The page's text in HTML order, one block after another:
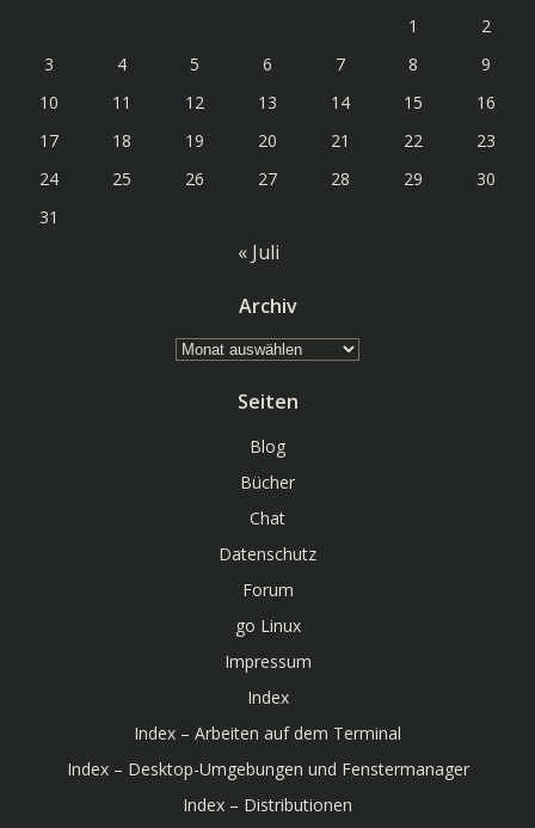
1
2
3
4 5 6 7 8
9
10
11 12 13 14 15
16
17
18 19 20 21 22
23
24
25 26 27 28 29
30
31
« Juli
Archiv
Archiv
Seiten
Blog
Bücher
Chat
Datenschutz
Forum
go Linux
Impressum
Index
Index – Arbeiten auf dem Terminal
Index – Desktop-Umgebungen und Fenstermanager
Index – Distributionen